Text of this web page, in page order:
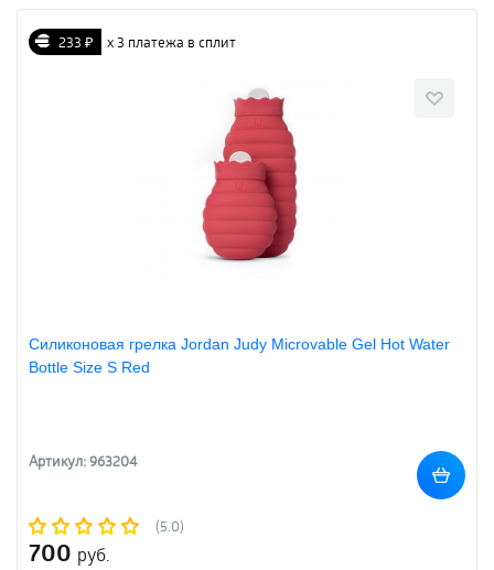
233 ₽ х 3 платежа в сплит
Силиконовая грелка Jordan Judy Microvable Gel Hot Water
Bottle Size S Red
Артикул: 963204
(5.0)
700 руб.